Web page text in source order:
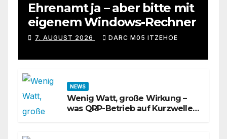
Ehrenamt ja – aber bitte mit
eigenem Windows-Rechner
7. AUGUST 2026 DARC M05 ITZEHOE
NEWS
Wenig Watt, große Wirkung –
was QRP-Betrieb auf Kurzwelle